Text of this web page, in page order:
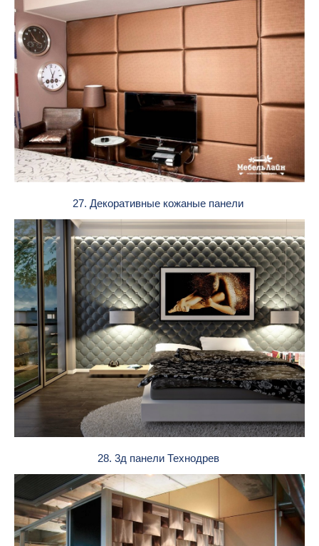
27. Декоративные кожаные панели
28. 3д панели Технодрев